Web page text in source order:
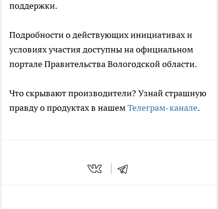
поддержки.
Подробности о действующих инициативах и
условиях участия доступны на официальном
портале Правительства Вологодской области.
Что скрывают производители? Узнай страшную
правду о продуктах в нашемТелеграм-канале.